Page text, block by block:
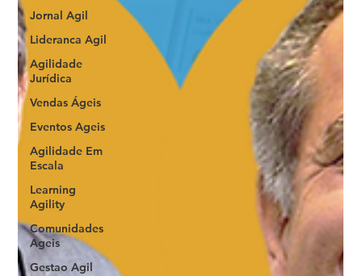
Jornal Agil
Lideranca Agil
Agilidade
Jurídica
Vendas Ágeis
Eventos Ageis
Agilidade Em
Escala
Learning
Agility
Comunidades
Ageis
Gestao Agil